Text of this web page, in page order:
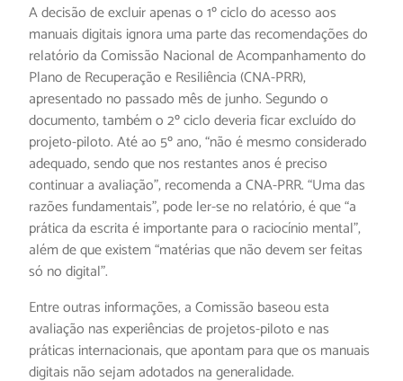
A decisão de excluir apenas o 1º ciclo do acesso aos
manuais digitais ignora uma parte das recomendações do
relatório da Comissão Nacional de Acompanhamento do
Plano de Recuperação e Resiliência (CNA-PRR),
apresentado no passado mês de junho. Segundo o
documento, também o 2º ciclo deveria ficar excluído do
projeto-piloto. Até ao 5º ano, “não é mesmo considerado
adequado, sendo que nos restantes anos é preciso
continuar a avaliação”, recomenda a CNA-PRR. “Uma das
razões fundamentais”, pode ler-se no relatório, é que “a
prática da escrita é importante para o raciocínio mental”,
além de que existem “matérias que não devem ser feitas
só no digital”.
Entre outras informações, a Comissão baseou esta
avaliação nas experiências de projetos-piloto e nas
práticas internacionais, que apontam para que os manuais
digitais não sejam adotados na generalidade.